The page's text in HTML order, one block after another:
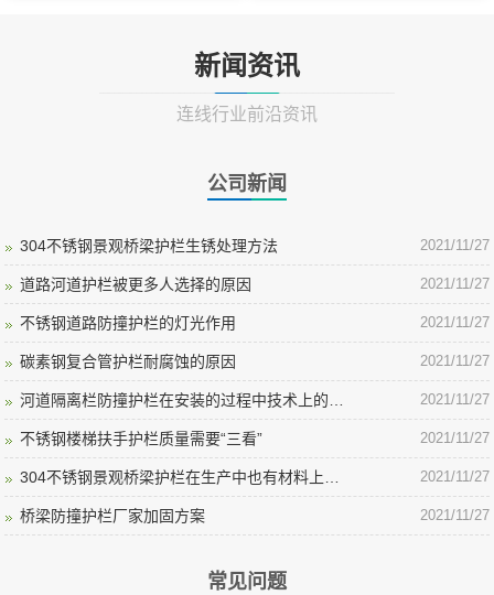
新闻资讯
连线行业前沿资讯
公司新闻
304不锈钢景观桥梁护栏生锈处理方法 2021/11/27
道路河道护栏被更多人选择的原因 2021/11/27
不锈钢道路防撞护栏的灯光作用 2021/11/27
碳素钢复合管护栏耐腐蚀的原因 2021/11/27
2021/11/27
不锈钢楼梯扶手护栏质量需要“三看” 2021/11/27
2021/11/27
桥梁防撞护栏厂家加固方案 2021/11/27
常见问题